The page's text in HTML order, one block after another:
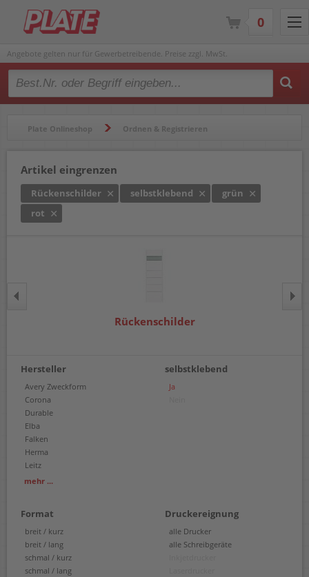
Angebote gelten nur für Gewerbetreibende. Preise zzgl. MwSt.
Type 2 or more characters for results.
Plate Onlineshop Ordnen & Registrieren
Artikel eingrenzen
Rückenschilder selbstklebend
grün
rot
Rückenschilder
Hersteller
Avery Zweckform
Corona
Durable
Elba
Falken
Herma
Leitz
a-series
mehr ...
selbstklebend
Ja
Format
breit / kurz
breit / lang
schmal / kurz
schmal / lang
Druckereignung
alle Drucker
alle Schreibgeräte
0